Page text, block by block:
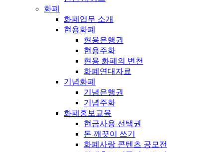
화폐
화폐업무 소개
현용화폐
현용은행권
현용주화
현용 화폐의 변천
화폐연대자료
기념화폐
기념은행권
기념주화
화폐홍보교육
현금사용 선택권
돈 깨끗이 쓰기
화폐사랑 콘텐츠 공모전